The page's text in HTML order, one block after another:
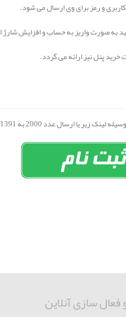
پنل نیز ارائه می گردد.
در سامانه جامع پارس گرین ثبت نام نمایید.
فعال سازی آنلاین